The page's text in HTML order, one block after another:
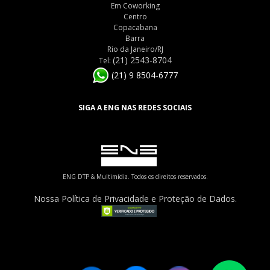
Em Coworking
Centro
Copacabana
Barra
Rio da Janeiro/RJ
Tel: (21) 2543-8704
(21) 9 8504-6777
SIGA A ENG NAS REDES SOCIAIS
ENG DTP & Multimídia. Todos os direitos reservados.
Nossa Política de Privacidade e Proteção de Dados.